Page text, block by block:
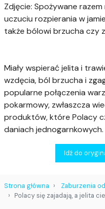
Zdjęcie: Spożywane
uczuciu rozpierania w
także bólowi brzucha czy
Miały wspierać jelita i
wzdęcia, ból brzucha i
popularne połączenia
pokarmowy, zwłaszcza
produktów, które Polacy
daniach jednogarnkowych.
Idź do
Strona główna
Zaburzenia
Polacy się zajadają, a jelita